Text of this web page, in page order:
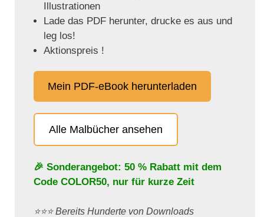
Illustrationen
Lade das PDF herunter, drucke es aus und
leg los!
Aktionspreis !
Mein PDF-eBook herunterladen
Alle Malbücher ansehen
🎉 Sonderangebot: 50 % Rabatt mit dem
Code COLOR50, nur für kurze Zeit
⭐️⭐️⭐️ Bereits Hunderte von Downloads